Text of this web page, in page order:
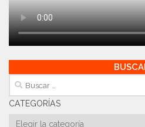
Buscar:
CATEGORÍAS
Categorías